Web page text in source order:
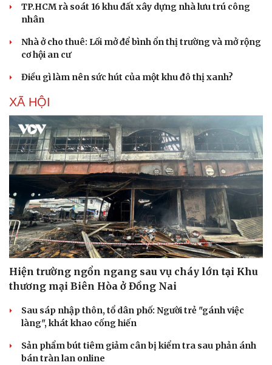
TP.HCM rà soát 16 khu đất xây dựng nhà lưu trú công
nhân
Nhà ở cho thuê: Lối mở để bình ổn thị trường và mở rộng
cơ hội an cư
Điều gì làm nên sức hút của một khu đô thị xanh?
XÃ HỘI
Hiện trường ngổn ngang sau vụ cháy lớn tại Khu
thương mại Biên Hòa ở Đồng Nai
Sau sáp nhập thôn, tổ dân phố: Người trẻ "gánh việc
làng", khát khao cống hiến
Sản phẩm bút tiêm giảm cân bị kiểm tra sau phản ánh
bán tràn lan online